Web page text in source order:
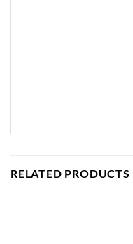
RELATED PRODUCTS